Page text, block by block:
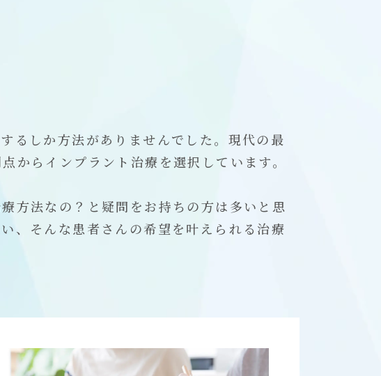
るしか方法がありませんでした。現代の最
からインプラント治療を選択しています。
方法なの？と疑問をお持ちの方は多いと思
、そんな患者さんの希望を叶えられる治療